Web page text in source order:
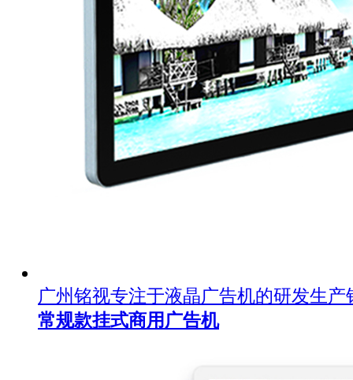
广州铭视专注于液晶广告机的研发生
常规款挂式商用广告机